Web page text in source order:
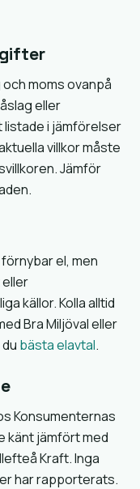
moms ovanpå
eller
i jämförelser
villkor måste
Jämför
el, men
källor. Kolla alltid
Bra Miljöval eller
bästa elavtal.
Konsumenternas
känt jämfört med
Kraft. Inga
har rapporterats.